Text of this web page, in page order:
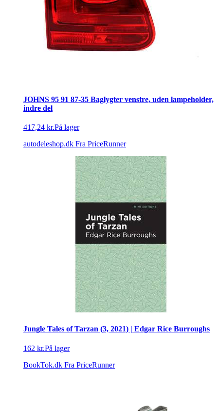
JOHNS 95 91 87-35 Baglygter venstre, uden lampeholder,
indre del
417,24 kr.På lager
autodeleshop.dk Fra PriceRunner
Jungle Tales of Tarzan (3, 2021) | Edgar Rice Burroughs
162 kr.På lager
BookTok.dk Fra PriceRunner